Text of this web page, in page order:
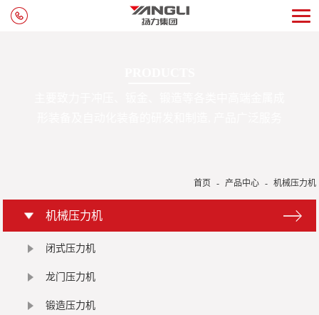
首页 - 产品中心 - 机械压力机
机械压力机
闭式压力机
龙门压力机
锻造压力机